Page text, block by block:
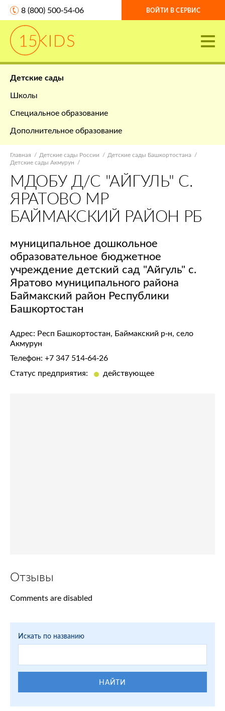
8 (800) 500-54-06 ВОЙТИ В СЕРВИС
Детские сады
Школы
Специальное образование
Дополнительное образование
Главная Детские сады России
Детские сады Башкортостана
Детские сады Акмурун
МДОБУ Д/С "АЙГУЛЬ" С.
ЯРАТОВО МР
БАЙМАКСКИЙ РАЙОН РБ
муниципальное дошкольное
образовательное бюджетное
учреждение детский сад "Айгуль" с.
Яратово муниципального района
Баймакский район Республики
Башкортостан
Адрес: Респ Башкортостан, Баймакский р-н, село
Акмурун
Телефон: +7 347 514-64-26
Статус предприятия:
действующее
Отзывы
Comments are disabled
Искать по названию
НАЙТИ